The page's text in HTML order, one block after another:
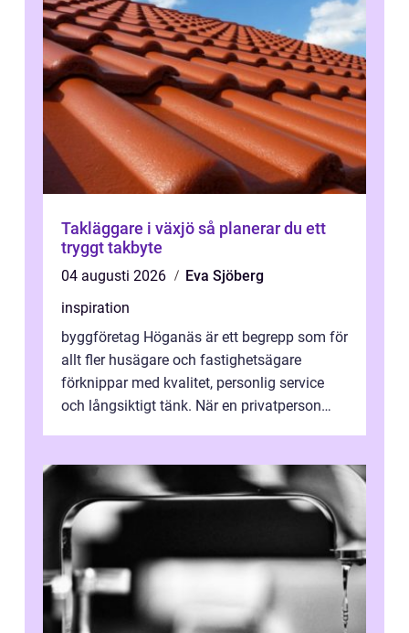
Takläggare i växjö så planerar du ett
tryggt takbyte
04 augusti 2026
Eva Sjöberg
inspiration
byggföretag Höganäs är ett begrepp som för
allt fler husägare och fastighetsägare
förknippar med kvalitet, personlig service
och långsiktigt tänk. När en privatperson